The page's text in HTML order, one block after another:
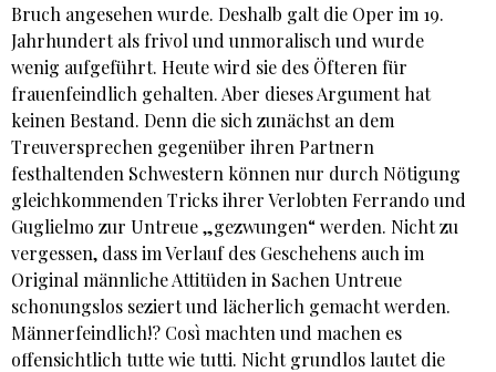
Bruch angesehen wurde. Deshalb galt die Oper im 19.
Jahrhundert als frivol und unmoralisch und wurde
wenig aufgeführt. Heute wird sie des Öfteren für
frauenfeindlich gehalten. Aber dieses Argument hat
keinen Bestand. Denn die sich zunächst an dem
Treuversprechen gegenüber ihren Partnern
festhaltenden Schwestern können nur durch Nötigung
gleichkommenden Tricks ihrer Verlobten Ferrando und
Guglielmo zur Untreue „gezwungen“ werden. Nicht zu
vergessen, dass im Verlauf des Geschehens auch im
Original männliche Attitüden in Sachen Untreue
schonungslos seziert und lächerlich gemacht werden.
Männerfeindlich!? Così machten und machen es
offensichtlich tutte wie tutti. Nicht grundlos lautet die